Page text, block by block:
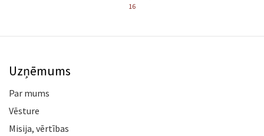
16
Uzņēmums
Par mums
Vēsture
Misija, vērtības